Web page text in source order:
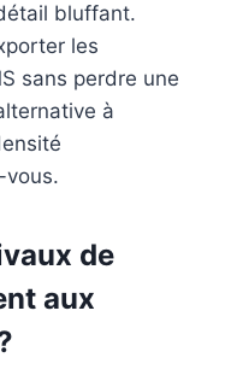
bluffant.
les
sans perdre une
à
vous.
de
aux